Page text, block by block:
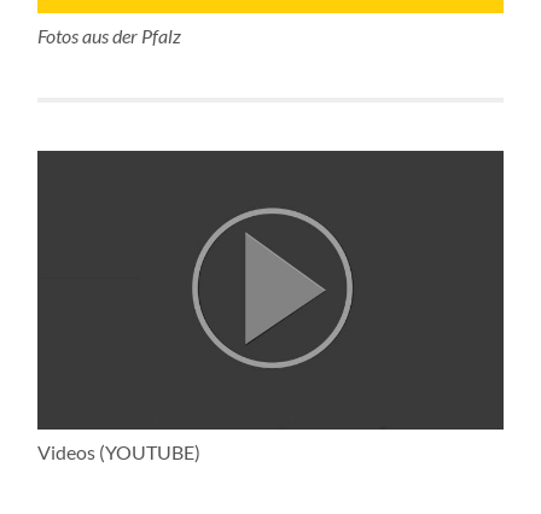
Fotos aus der Pfalz
Videos (YOUTUBE)